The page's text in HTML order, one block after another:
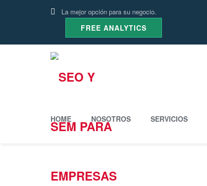
La mejor opción para su negocio.
FREE ANALYTICS
HOME NOSOTROS SERVICIOS